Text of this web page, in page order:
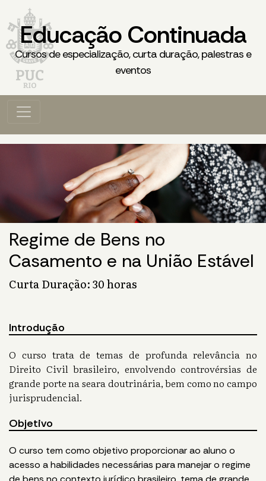
Educação Continuada
Cursos de especialização, curta duração, palestras e
eventos
Regime de Bens no
Casamento e na União Estável
Curta Duração: 30 horas
Introdução
O curso trata de temas de profunda relevância no
Direito Civil brasileiro, envolvendo controvérsias de
grande porte na seara doutrinária, bem como no campo
jurisprudencial.
Objetivo
O curso tem como objetivo proporcionar ao aluno o
acesso a habilidades necessárias para manejar o regime